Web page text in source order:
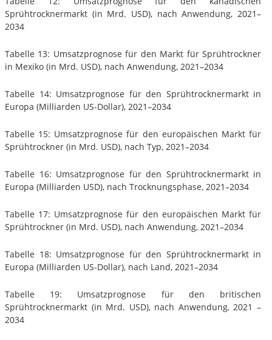
Sprühtrocknermarkt (in Mrd. USD), nach Anwendung, 2021–
2034
Tabelle 13: Umsatzprognose für den Markt für Sprühtrockner
in Mexiko (in Mrd. USD), nach Anwendung, 2021–2034
Tabelle 14: Umsatzprognose für den Sprühtrocknermarkt in
Europa (Milliarden US-Dollar), 2021–2034
Tabelle 15: Umsatzprognose für den europäischen Markt für
Sprühtrockner (in Mrd. USD), nach Typ, 2021–2034
Tabelle 16: Umsatzprognose für den Sprühtrocknermarkt in
Europa (Milliarden USD), nach Trocknungsphase, 2021–2034
Tabelle 17: Umsatzprognose für den europäischen Markt für
Sprühtrockner (in Mrd. USD), nach Anwendung, 2021–2034
Tabelle 18: Umsatzprognose für den Sprühtrocknermarkt in
Europa (Milliarden US-Dollar), nach Land, 2021–2034
Tabelle 19: Umsatzprognose für den britischen
Sprühtrocknermarkt (in Mrd. USD), nach Anwendung, 2021 –
2034